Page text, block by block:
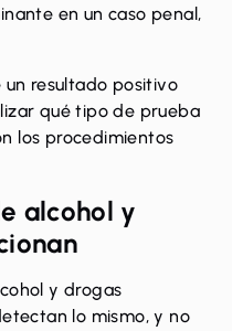
en un caso penal,
un resultado positivo
qué tipo de prueba
los procedimientos
alcohol y
y drogas
lo mismo, y no